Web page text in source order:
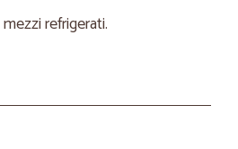
refrigerati.